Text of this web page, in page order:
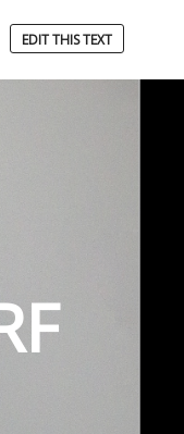
EDIT THIS TEXT